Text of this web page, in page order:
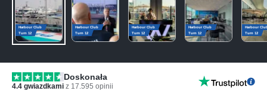
Harbour Club
Turn 12
Harbour Club
Turn 12
Harbour Club
Turn 12
Harbour Club
Turn 12
Harbour
Turn 12
Doskonała
4.4 gwiazdkami z 17.595 opinii